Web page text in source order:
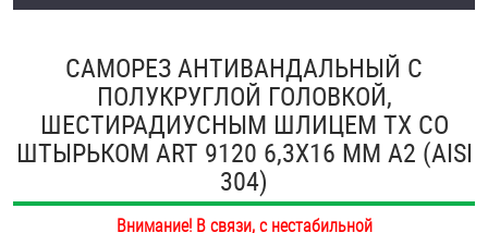
ОПЛАТА И ДОСТАВКА
НАШИ МАГАЗИНЫ
Втулки
Гайки
САМОРЕЗ АНТИВАНДАЛЬНЫЙ С
ПОЛУКРУГЛОЙ ГОЛОВКОЙ,
ШЕСТИРАДИУСНЫМ ШЛИЦЕМ TX СО
ШТЫРЬКОМ ART 9120 6,3Х16 ММ А2 (AISI
304)
Внимание! В связи, с нестабильной